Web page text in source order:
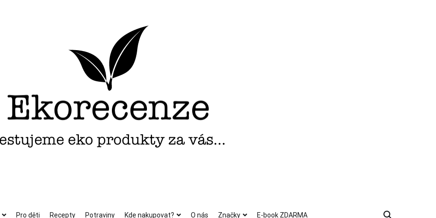
Pro děti Recepty Potraviny Kde nakupovat? O nás Značky E-book ZDARMA